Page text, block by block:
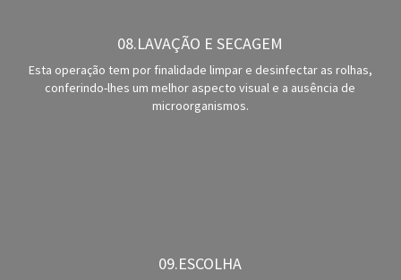
08.LAVAÇÃO E SECAGEM
Esta operação tem por finalidade limpar e desinfectar as rolhas,
conferindo-lhes um melhor aspecto visual e a ausência de
microorganismos.
09.ESCOLHA